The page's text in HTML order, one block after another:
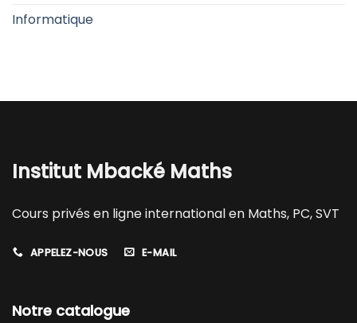
Informatique
Institut Mbacké Maths
Cours privés en ligne international en Maths, PC, SVT
APPELEZ-NOUS E-MAIL
Notre catalogue